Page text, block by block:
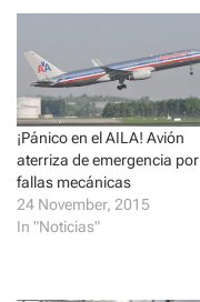
o
n
T
w
i
t
t
e
r
O
p
e
n
o
n
F
a
c
e
b
o
o
k
i
¡Pánico en el AILA! Avión
aterriza de emergencia por
fallas mecánicas
24 November, 2015
In "Noticias"